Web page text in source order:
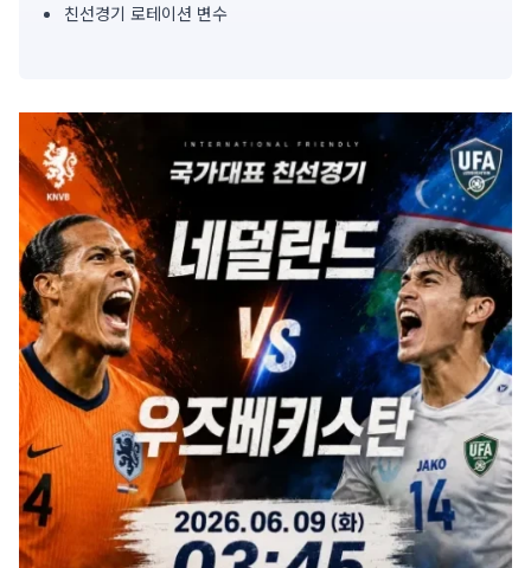
친선경기 로테이션 변수